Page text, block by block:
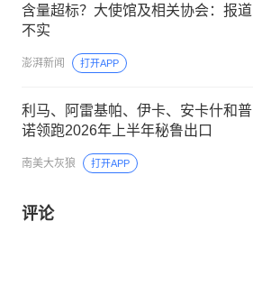
含量超标？大使馆及相关协会：报道
不实
澎湃新闻 打开APP
利马、阿雷基帕、伊卡、安卡什和普
诺领跑2026年上半年秘鲁出口
南美大灰狼 打开APP
评论